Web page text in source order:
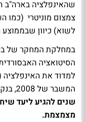
צמצום מוניטרי (כמו
לשוא) כיוון שבממוצע
במחלקת המחקר של
הסיטואציה
למדוד את
המשבר של 2008, בנקדת זמן הנוכחית,
שנים להגיע ליעד
מצמצמת.